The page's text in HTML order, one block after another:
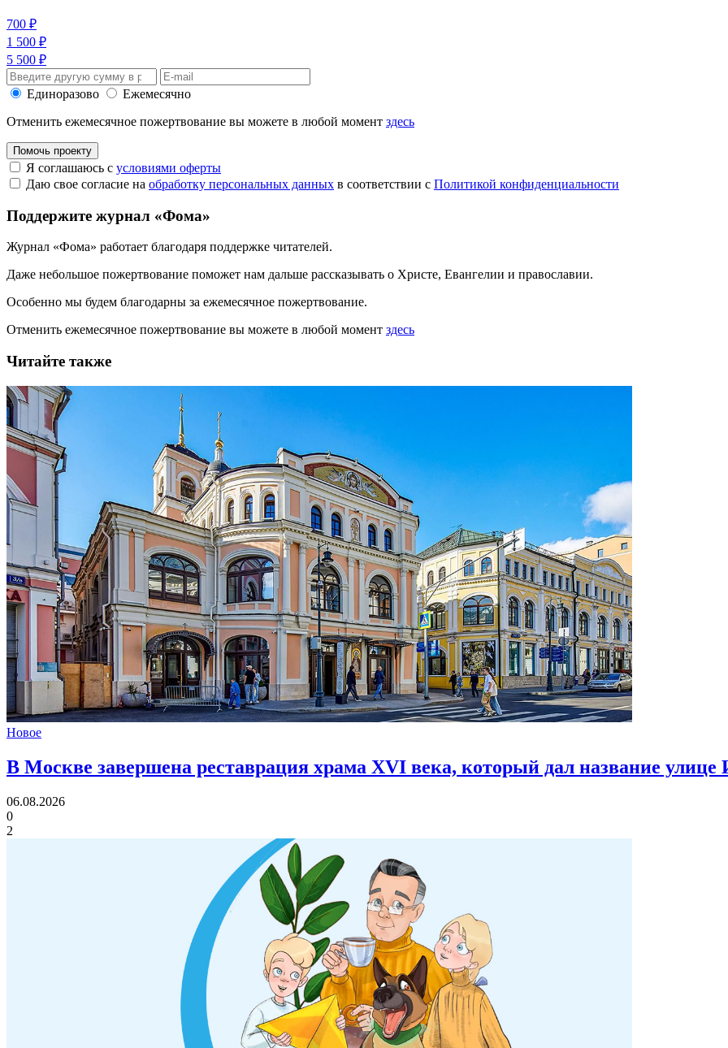
700 ₽
1 500 ₽
5 500 ₽
Единоразово
Ежемесячно
Отменить ежемесячное пожертвование вы можете в любой момент здесь
Помочь проекту
Я соглашаюсь с условиями оферты
Даю свое согласие на обработку персональных данных в соответствии с Политикой конфиденциальности
Поддержите журнал «Фома»
Журнал «Фома» работает благодаря поддержке читателей.
Даже небольшое пожертвование поможет нам дальше рассказывать о Христе, Евангелии и православии.
Особенно мы будем благодарны за ежемесячное пожертвование.
Отменить ежемесячное пожертвование вы можете в любой момент здесь
Читайте также
Новое
В Москве завершена реставрация храма XVI века, который дал название улице
06.08.2026
0
2